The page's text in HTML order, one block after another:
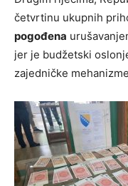
četvrtinu ukupnih
pogođena
jer je budžetski
zajedničke